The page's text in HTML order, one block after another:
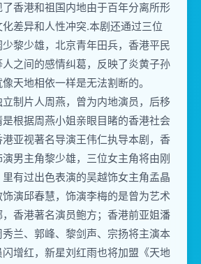
香港和祖国内地由于百年分离所形
差异和人性冲突.本剧还通过三位
黎少雄，北京青年田兵，香港平民
之间的感情纠葛，反映了炎黄子孙
像天地相依一样是无法割断的。
立制片人周燕，曾为内地演员，后移
根据周燕小姐亲眼目睹的香港社会
亚视著名导演王伟仁执导本剧，香
男主角黎少雄，三位女主角将由刚
有过出色表演的吴越饰女主角孟晶
演邱春慧，饰演李梅的是曾为艺术
香港著名演员鲍方；香港前亚姐潘
兰、郭峰、黎剑声、宗扬将主演本
增红，新星刘红雨也将加盟《天地